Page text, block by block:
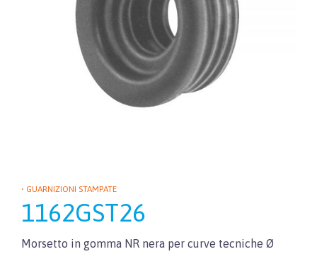
• GUARNIZIONI STAMPATE
1162GST26
Morsetto in gomma NR nera per curve tecniche Ø